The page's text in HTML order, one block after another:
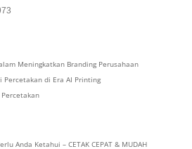
Meningkatkan Branding Perusahaan
di Era AI Printing
Anda Ketahui – CETAK CEPAT & MUDAH